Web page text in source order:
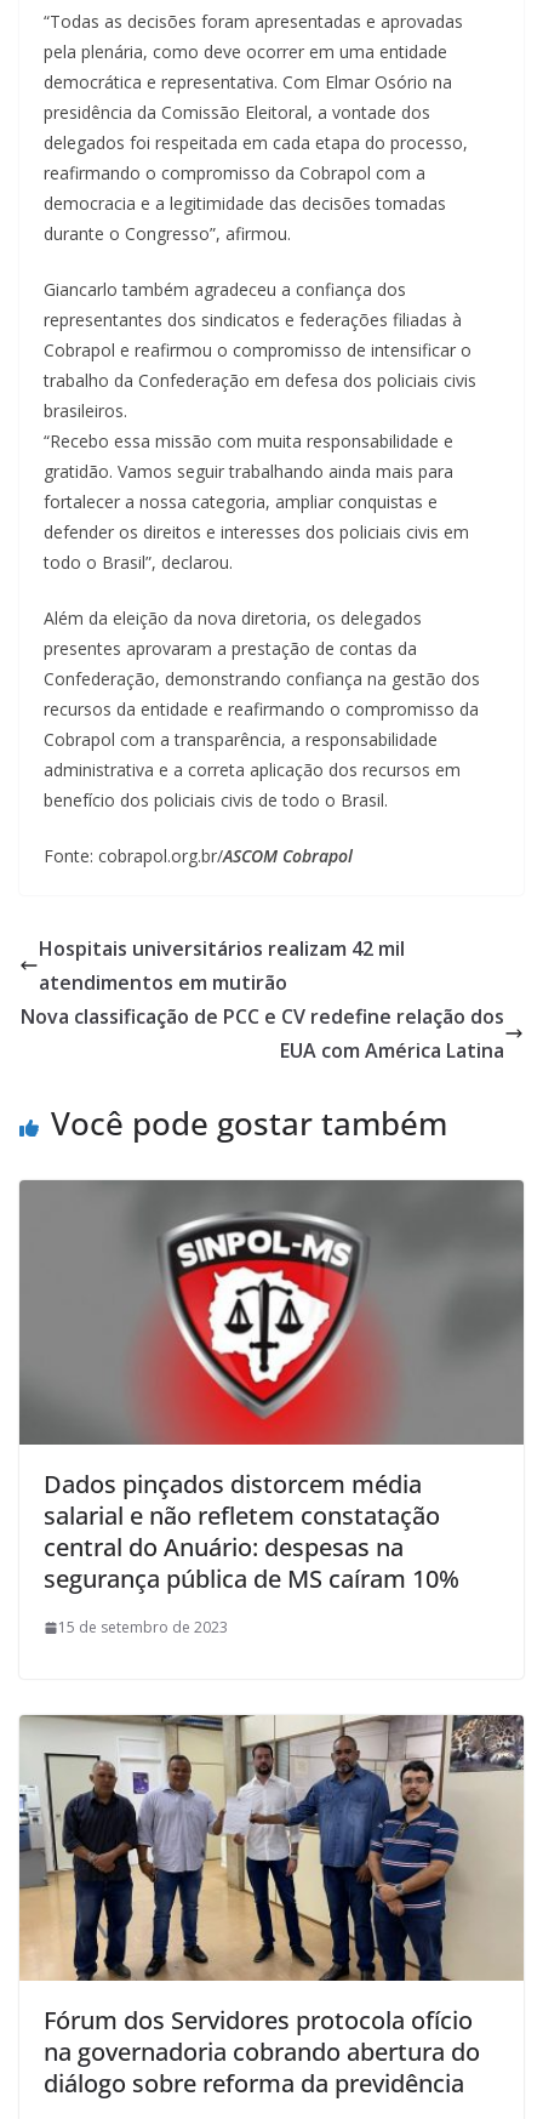
“Todas as decisões foram apresentadas e aprovadas
pela plenária, como deve ocorrer em uma entidade
democrática e representativa. Com Elmar Osório na
presidência da Comissão Eleitoral, a vontade dos
delegados foi respeitada em cada etapa do processo,
reafirmando o compromisso da Cobrapol com a
democracia e a legitimidade das decisões tomadas
durante o Congresso”, afirmou.
Giancarlo também agradeceu a confiança dos
representantes dos sindicatos e federações filiadas à
Cobrapol e reafirmou o compromisso de intensificar o
trabalho da Confederação em defesa dos policiais civis
brasileiros.
“Recebo essa missão com muita responsabilidade e
gratidão. Vamos seguir trabalhando ainda mais para
fortalecer a nossa categoria, ampliar conquistas e
defender os direitos e interesses dos policiais civis em
todo o Brasil”, declarou.
Além da eleição da nova diretoria, os delegados
presentes aprovaram a prestação de contas da
Confederação, demonstrando confiança na gestão dos
recursos da entidade e reafirmando o compromisso da
Cobrapol com a transparência, a responsabilidade
administrativa e a correta aplicação dos recursos em
benefício dos policiais civis de todo o Brasil.
Fonte: cobrapol.org.br/ASCOM Cobrapol
Hospitais universitários realizam 42 mil
atendimentos em mutirão
Nova classificação de PCC e CV redefine relação dos
EUA com América Latina
Você pode gostar também
Dados pinçados distorcem média
salarial e não refletem constatação
central do Anuário: despesas na
segurança pública de MS caíram 10%
15 de setembro de 2023
Fórum dos Servidores protocola ofício
na governadoria cobrando abertura do
diálogo sobre reforma da previdência